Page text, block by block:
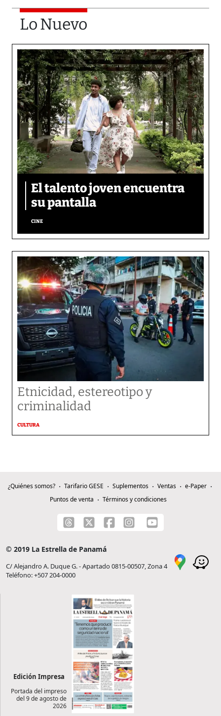
Lo Nuevo
El talento joven encuentra
su pantalla​
CINE
Etnicidad, estereotipo y
criminalidad
CULTURA
¿Quiénes somos? Tarifario GESE Suplementos Ventas
e-Paper
Puntos de venta
Términos y condiciones
© 2019 La Estrella de Panamá
C/ Alejandro A. Duque G. - Apartado 0815-00507, Zona 4
Teléfono: +507 204-0000
Edición Impresa
Portada del impreso
del 9 de agosto de
2026